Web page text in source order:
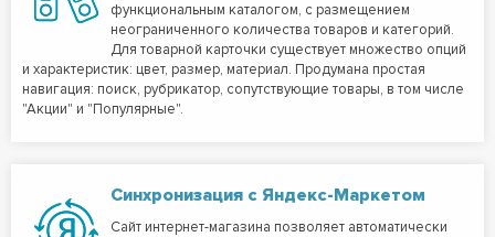
функциональным каталогом, с размещением
неограниченного количества товаров и категорий.
Для товарной карточки существует множество опций
и характеристик: цвет, размер, материал. Продумана простая
навигация: поиск, рубрикатор, сопутствующие товары, в том числе
"Акции" и "Популярные".
Синхронизация с Яндекс-Маркетом
Сайт интернет-магазина позволяет автоматически